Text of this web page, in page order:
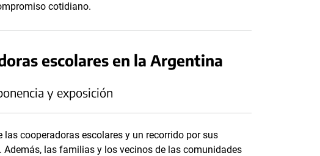
cotidiano.
escolares en la Argentina
y exposición
cooperadoras escolares y un recorrido por sus
las familias y los vecinos de las comunidades